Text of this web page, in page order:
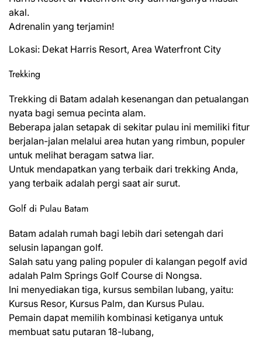
akal.
Adrenalin yang terjamin!
Lokasi: Dekat Harris Resort, Area Waterfront City
Trekking
Trekking di Batam adalah kesenangan dan petualangan
nyata bagi semua pecinta alam.
Beberapa jalan setapak di sekitar pulau ini memiliki fitur
berjalan-jalan melalui area hutan yang rimbun, populer
untuk melihat beragam satwa liar.
Untuk mendapatkan yang terbaik dari trekking Anda,
yang terbaik adalah pergi saat air surut.
Golf di Pulau Batam
Batam adalah rumah bagi lebih dari setengah dari
selusin lapangan golf.
Salah satu yang paling populer di kalangan pegolf avid
adalah Palm Springs Golf Course di Nongsa.
Ini menyediakan tiga, kursus sembilan lubang, yaitu:
Kursus Resor, Kursus Palm, dan Kursus Pulau.
Pemain dapat memilih kombinasi ketiganya untuk
membuat satu putaran 18-lubang,